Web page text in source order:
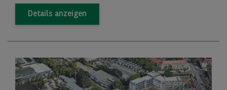
Details anzeigen